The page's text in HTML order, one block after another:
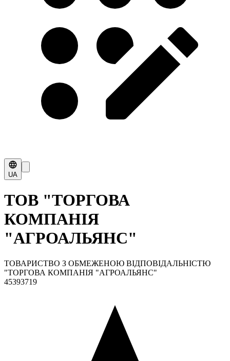
UA
ТОВ "ТОРГОВА
КОМПАНІЯ
"АГРОАЛЬЯНС"
ТОВАРИСТВО З ОБМЕЖЕНОЮ ВІДПОВІДАЛЬНІСТЮ
"ТОРГОВА КОМПАНІЯ "АГРОАЛЬЯНС"
45393719